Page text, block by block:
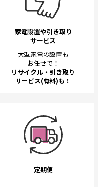
家電設置や引き取り
サービス
大型家電の設置も
お任せで！
リサイクル・引き取り
サービス(有料)も！
定期便